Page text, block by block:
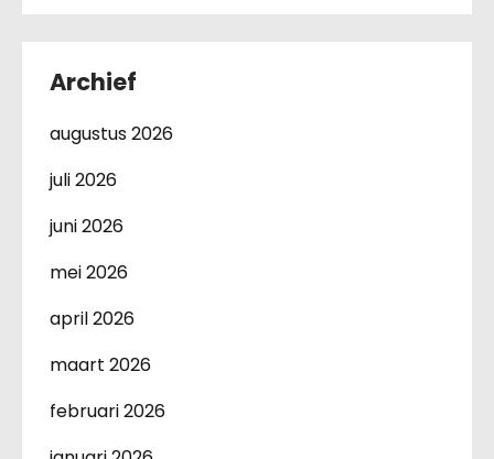
Archief
augustus 2026
juli 2026
juni 2026
mei 2026
april 2026
maart 2026
februari 2026